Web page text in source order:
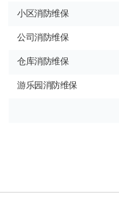
小区消防维保
公司消防维保
仓库消防维保
游乐园消防维保